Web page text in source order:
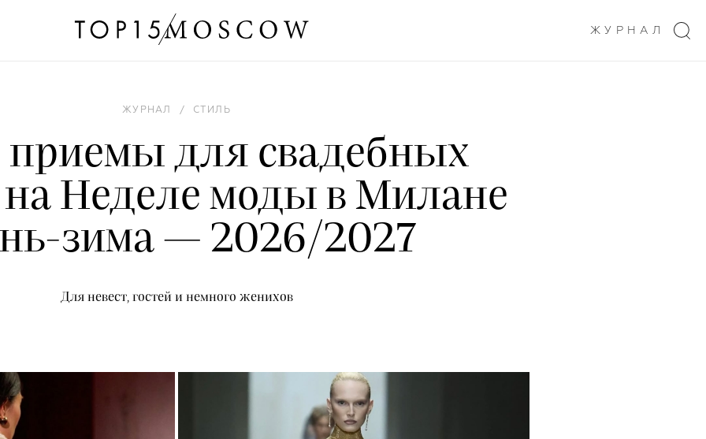
ЖУРНАЛ
ЖУРНАЛ / СТИЛЬ
для свадебных
на Неделе моды в Милане
зима — 2026/2027
Для невест, гостей и немного женихов